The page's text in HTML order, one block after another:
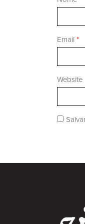
Email *
Website